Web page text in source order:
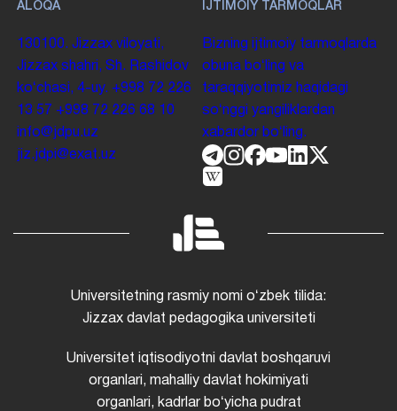
ALOQA
130100. Jizzax viloyati,
Jizzax shahri, Sh. Rashidov
koʻchasi, 4-uy. +998 72 226
13 57 +998 72 226 68 10
info@jdpu.uz
jiz.jdpi@exat.uz
IJTIMOIY TARMOQLAR
Bizning ijtimoiy tarmoqlarda
obuna boʻling va
taraqqiyotimiz haqidagi
soʻnggi yangiliklardan
xabardor boʻling.
Universitetning rasmiy nomi oʻzbek tilida:
Jizzax davlat pedagogika universiteti
Universitet iqtisodiyotni davlat boshqaruvi
organlari, mahalliy davlat hokimiyati
organlari, kadrlar boʻyicha pudrat